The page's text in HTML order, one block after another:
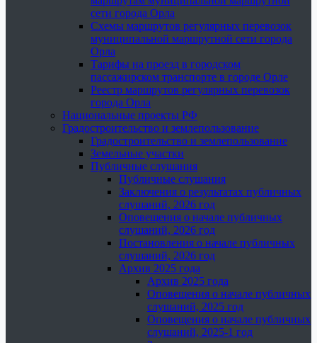
сети города Орла
Схемы маршрутов регулярных перевозок
муниципальной маршрутной сети города
Орла
Тарифы на проезд в городском
пассажирском транспорте в городе Орле
Реестр маршрутов регулярных перевозок
города Орла
Национальные проекты РФ
Градостроительство и землепользование
Градостроительство и землепользование
Земельные участки
Публичные слушания
Публичные слушания
Заключения о результатах публичных
слушаний, 2026 год
Оповещения о начале публичных
слушаний, 2026 год
Постановления о начале публичных
слушаний, 2026 год
Архив 2025 года
Архив 2025 года
Оповещения о начале публичных
слушаний, 2025 год
Оповещения о начале публичных
слушаний, 2025-1 год